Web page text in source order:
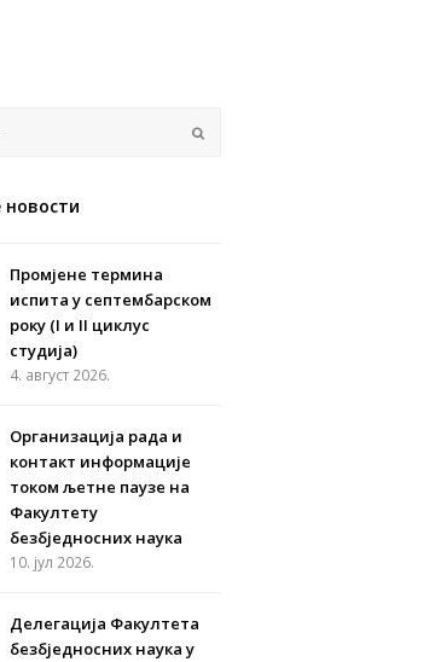
Промјене термина
испита у септембарском
року (I и II циклус
студија)
4. август 2026.
Организација рада и
контакт информације
током љетне паузе на
Факултету
безбједносних наука
10. јул 2026.
Делегација Факултета
безбједносних наука у